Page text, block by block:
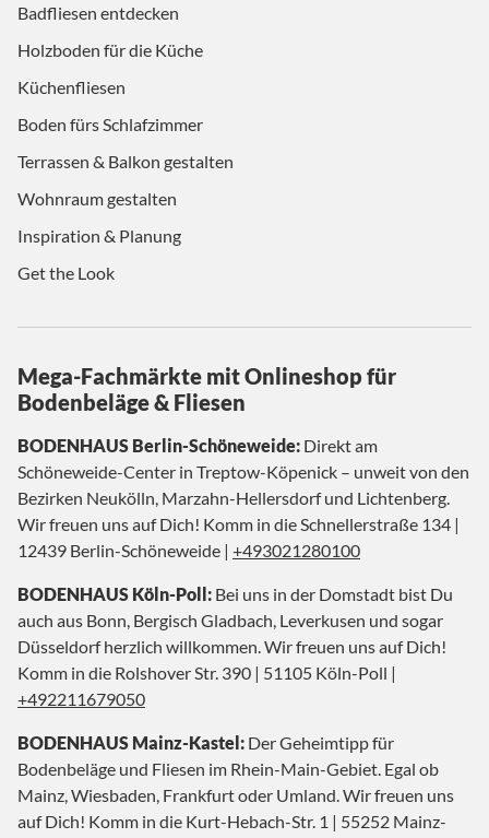
Badfliesen entdecken
Holzboden für die Küche
Küchenfliesen
Boden fürs Schlafzimmer
Terrassen & Balkon gestalten
Wohnraum gestalten
Inspiration & Planung
Get the Look
Mega-Fachmärkte mit Onlineshop für
Bodenbeläge & Fliesen
BODENHAUS Berlin-Schöneweide: Direkt am
Schöneweide-Center in Treptow-Köpenick – unweit von den
Bezirken Neukölln, Marzahn-Hellersdorf und Lichtenberg.
Wir freuen uns auf Dich! Komm in die Schnellerstraße 134 |
12439 Berlin-Schöneweide | +493021280100
BODENHAUS Köln-Poll: Bei uns in der Domstadt bist Du
auch aus Bonn, Bergisch Gladbach, Leverkusen und sogar
Düsseldorf herzlich willkommen. Wir freuen uns auf Dich!
Komm in die Rolshover Str. 390 | 51105 Köln-Poll |
+492211679050
BODENHAUS Mainz-Kastel: Der Geheimtipp für
Bodenbeläge und Fliesen im Rhein-Main-Gebiet. Egal ob
Mainz, Wiesbaden, Frankfurt oder Umland. Wir freuen uns
auf Dich! Komm in die Kurt-Hebach-Str. 1 | 55252 Mainz-